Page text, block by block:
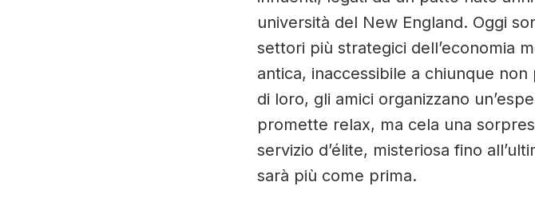
università del New England. Oggi
settori più strategici dell’economia
antica, inaccessibile a chiunque
di loro, gli amici organizzano
promette relax, ma cela una
servizio d’élite, misteriosa fino
sarà più come prima.